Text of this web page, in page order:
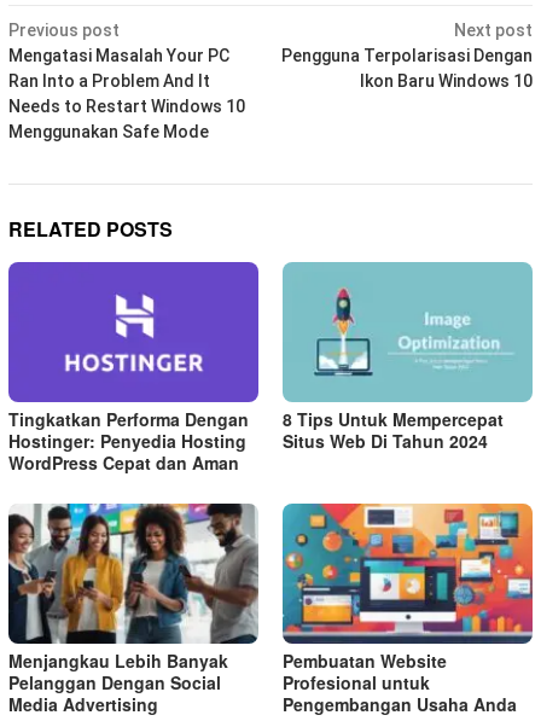
Post
navigation
Previous post
Mengatasi Masalah Your PC
Ran Into a Problem And It
Needs to Restart Windows 10
Menggunakan Safe Mode
Next post
Pengguna Terpolarisasi Dengan
Ikon Baru Windows 10
RELATED POSTS
Tingkatkan Performa Dengan
Hostinger: Penyedia Hosting
WordPress Cepat dan Aman
8 Tips Untuk Mempercepat
Situs Web Di Tahun 2024
Menjangkau Lebih Banyak
Pelanggan Dengan Social
Media Advertising
Pembuatan Website
Profesional untuk
Pengembangan Usaha Anda